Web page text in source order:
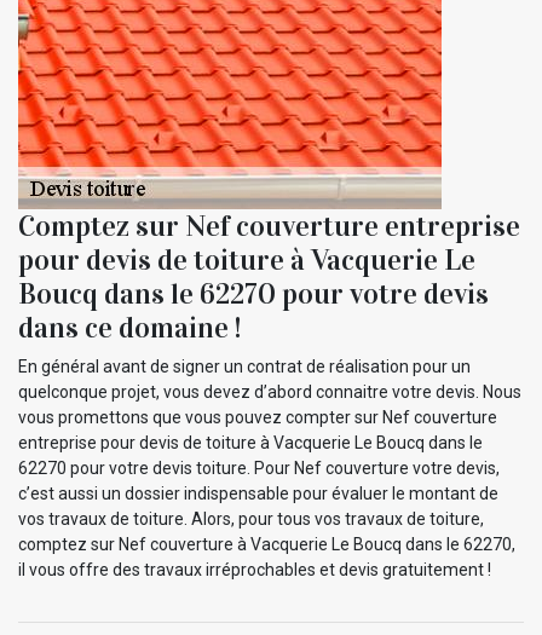
Comptez sur Nef couverture entreprise
pour devis de toiture à Vacquerie Le
Boucq dans le 62270 pour votre devis
dans ce domaine !
En général avant de signer un contrat de réalisation pour un
quelconque projet, vous devez d’abord connaitre votre devis. Nous
vous promettons que vous pouvez compter sur Nef couverture
entreprise pour devis de toiture à Vacquerie Le Boucq dans le
62270 pour votre devis toiture. Pour Nef couverture votre devis,
c’est aussi un dossier indispensable pour évaluer le montant de
vos travaux de toiture. Alors, pour tous vos travaux de toiture,
comptez sur Nef couverture à Vacquerie Le Boucq dans le 62270,
il vous offre des travaux irréprochables et devis gratuitement !